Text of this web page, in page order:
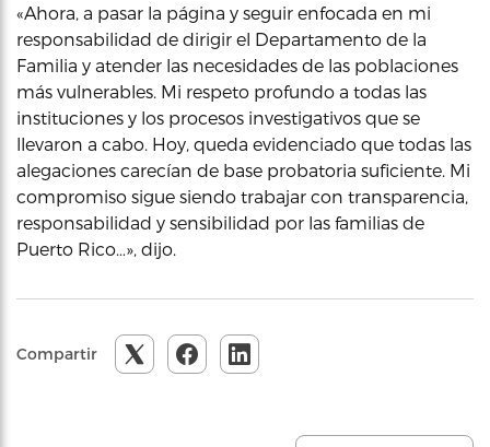
«Ahora, a pasar la página y seguir enfocada en mi
responsabilidad de dirigir el Departamento de la
Familia y atender las necesidades de las poblaciones
más vulnerables. Mi respeto profundo a todas las
instituciones y los procesos investigativos que se
llevaron a cabo. Hoy, queda evidenciado que todas las
alegaciones carecían de base probatoria suficiente. Mi
compromiso sigue siendo trabajar con transparencia,
responsabilidad y sensibilidad por las familias de
Puerto Rico…», dijo.
Compartir